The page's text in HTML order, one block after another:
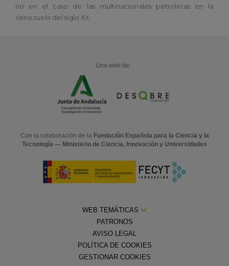
no en el caso de las multinacionales petroleras en la
Venezuela del siglo XX.
Una web de:
Con la colaboración de la Fundación Española para la Ciencia y la
Tecnología — Ministerio de Ciencia, Innovación y Universidades
WEB TEMÁTICAS
PATRONOS
AVISO LEGAL
POLÍTICA DE COOKIES
GESTIONAR COOKIES